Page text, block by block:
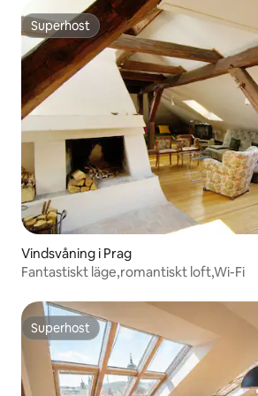
Superhost
Superhost
Vindsvåning i Prag
Fantastiskt läge,romantiskt loft,Wi-Fi
Superhost
Superhost